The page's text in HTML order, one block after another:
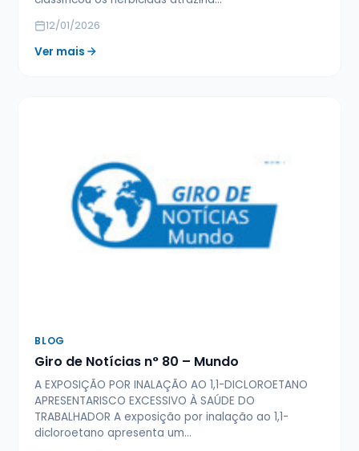
12/01/2026
Ver mais
BLOG
Giro de Notícias n° 80 – Mundo
A EXPOSIÇÃO POR INALAÇÃO AO 1,1-DICLOROETANO
APRESENTARISCO EXCESSIVO À SAÚDE DO
TRABALHADOR A exposição por inalação ao 1,1-
dicloroetano apresenta um…